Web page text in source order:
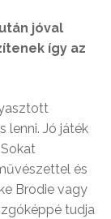
jóval
így az
lenni. Jó játék
és
Brodie vagy
tudja